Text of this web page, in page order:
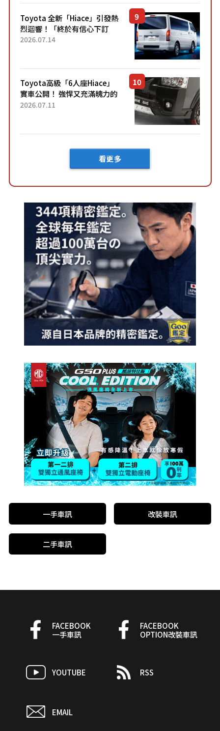
「三...
Toyota 全新「Hiace」引發熱
烈迴響！「終於有信心下訂
了！」「哪個等級交車最
車？...
2026.07.14
Toyota高級「6人座Hiace」
實車公開！ 強悍又充滿魄力的
「全黑設計」搭配特別「豪華
2026.07.11
看更多
一手車訊 改裝車訊
二手車訊
FACEBOOK
一手車訊
FACEBOOK
OPTION改裝車訊
YOUTUBE RSS
EMAIL